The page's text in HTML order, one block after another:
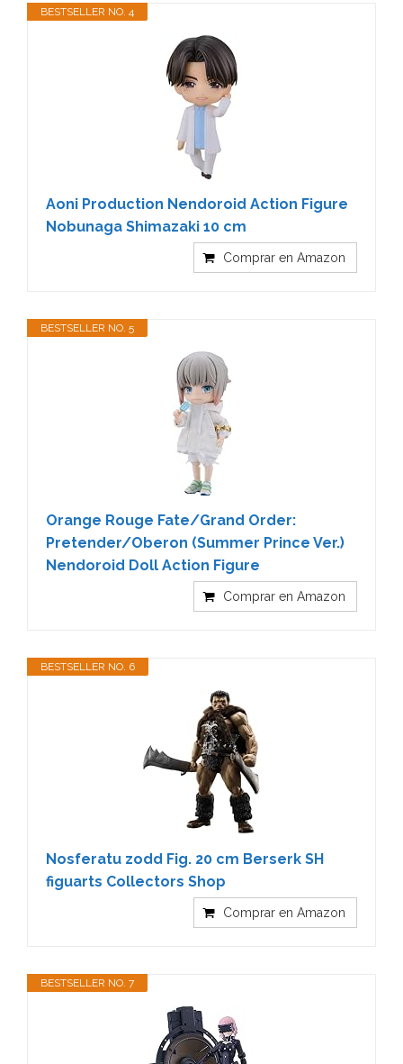
BESTSELLER NO. 4
Aoni Production Nendoroid Action Figure
Nobunaga Shimazaki 10 cm
Comprar en Amazon
BESTSELLER NO. 5
Orange Rouge Fate/Grand Order:
Pretender/Oberon (Summer Prince Ver.)
Nendoroid Doll Action Figure
Comprar en Amazon
BESTSELLER NO. 6
Nosferatu zodd Fig. 20 cm Berserk SH
figuarts Collectors Shop
Comprar en Amazon
BESTSELLER NO. 7